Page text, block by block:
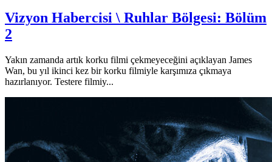
Vizyon Habercisi \ Ruhlar Bölgesi: Bölüm
2
Yakın zamanda artık korku filmi çekmeyeceğini açıklayan James
Wan, bu yıl ikinci kez bir korku filmiyle karşımıza çıkmaya
hazırlanıyor. Testere filmiy...